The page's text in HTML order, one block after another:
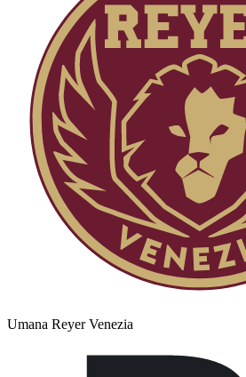
Umana Reyer Venezia